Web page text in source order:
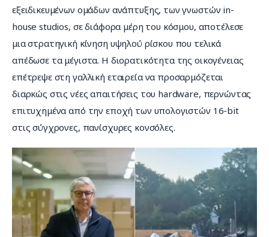
εξειδικευμένων ομάδων ανάπτυξης, των γνωστών in-
house studios, σε διάφορα μέρη του κόσμου, αποτέλεσε
μια στρατηγική κίνηση υψηλού ρίσκου που τελικά
απέδωσε τα μέγιστα. Η διορατικότητα της οικογένειας
επέτρεψε στη γαλλική εταιρεία να προσαρμόζεται
διαρκώς στις νέες απαιτήσεις του hardware, περνώντας
επιτυχημένα από την εποχή των υπολογιστών 16-bit
στις σύγχρονες, πανίσχυρες κονσόλες.